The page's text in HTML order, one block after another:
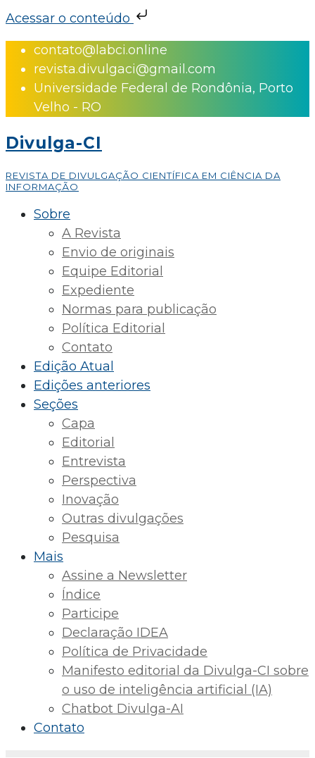
Acessar o conteúdo
Skip
content
contato@labci.online
revista.divulgaci@gmail.com
Universidade Federal de Rondônia, Porto
Velho - RO
Divulga-CI
REVISTA DE DIVULGAÇÃO CIENTÍFICA EM CIÊNCIA DA
INFORMAÇÃO
Sobre
A Revista
Envio de originais
Equipe Editorial
Expediente
Normas para publicação
Política Editorial
Contato
Edição Atual
Edições anteriores
Seções
Capa
Editorial
Entrevista
Perspectiva
Inovação
Outras divulgações
Pesquisa
Mais
Assine a Newsletter
Índice
Participe
Declaração IDEA
Política de Privacidade
Manifesto editorial da Divulga-CI sobre
o uso de inteligência artificial (IA)
Chatbot Divulga-AI
Contato